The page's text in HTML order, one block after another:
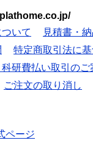
いて
見積書・
特定商取引法に
研費払い取引のご
ご注文の取り消し
ページ